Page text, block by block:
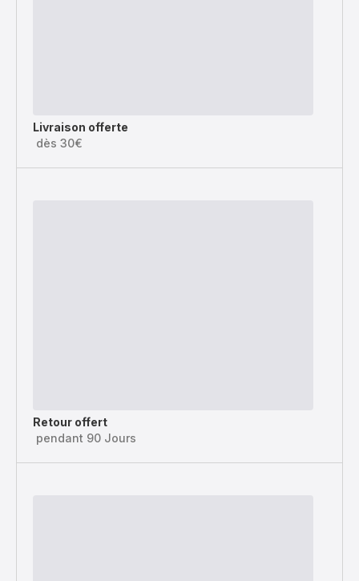
Livraison offerte
dès 30€
Retour offert
pendant 90 Jours